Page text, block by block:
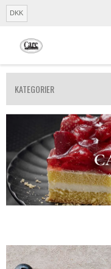
DKK
KATEGORIER